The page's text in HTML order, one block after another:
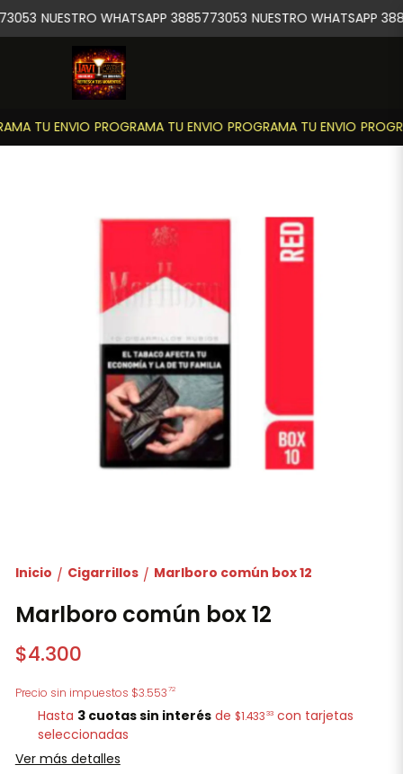
TU ENVIO PROGRAMA TU ENVIO PROGRAMA TU ENVIO
NUESTRO WHATSAPP 3885773053 NUESTRO WHATSAPP
Inicio / Cigarrillos / Marlboro común box 12
Marlboro común box 12
$4.300
Precio sin impuestos $3.55372
Hasta 3 cuotas sin interés de $1.433 33 con tarjetas
seleccionadas
Ver más detalles